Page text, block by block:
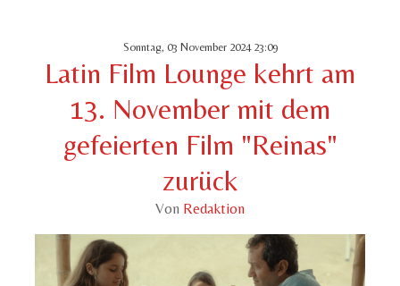
Sonntag, 03 November 2024 23:09
Latin Film Lounge kehrt am
13. November mit dem
gefeierten Film "Reinas"
zurück
Von Redaktion